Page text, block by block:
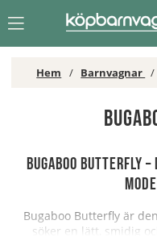
Hem Barnvagnar
Bugaboo Butterfly
Bugaboo Butterfly är
söker en lätt, smidig